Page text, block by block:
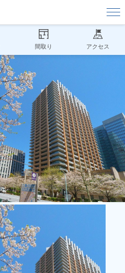
間取り アクセス